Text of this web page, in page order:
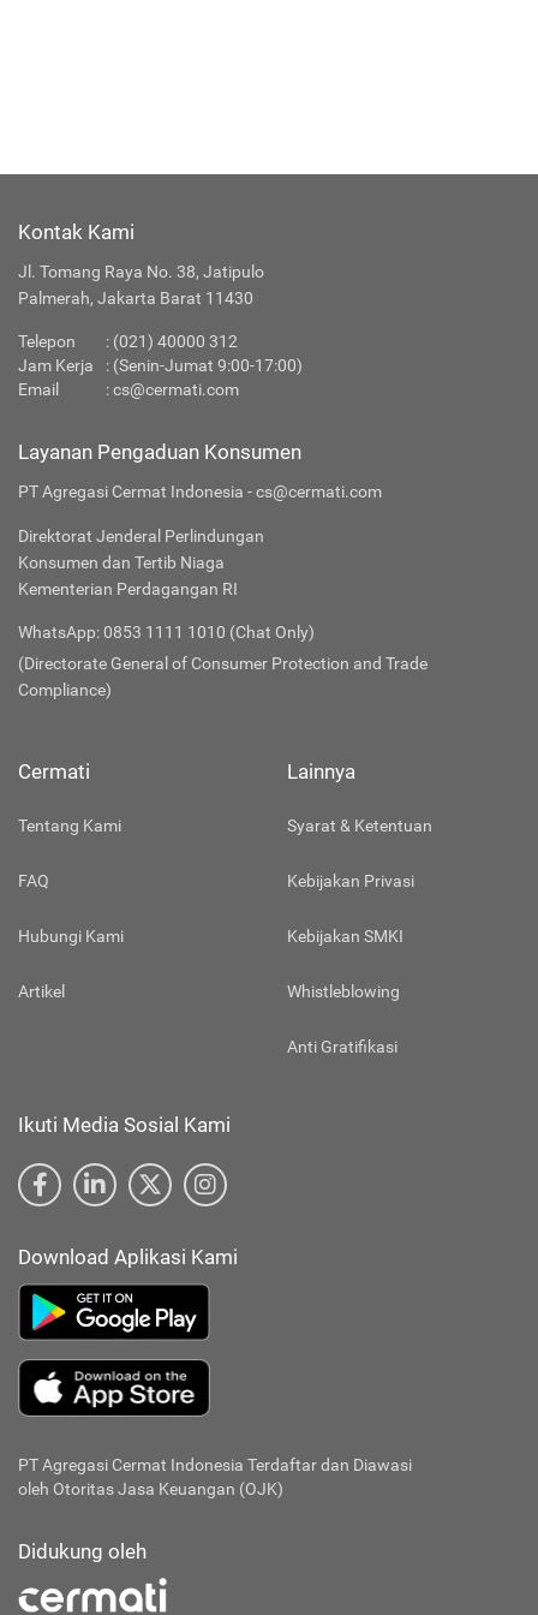
Kontak Kami
Jl. Tomang Raya No. 38, Jatipulo
Palmerah, Jakarta Barat 11430
Telepon : (021) 40000 312
Jam Kerja
: (Senin-Jumat 9:00-17:00)
Email
:cs@cermati.com
Layanan Pengaduan Konsumen
PT Agregasi Cermat Indonesia - cs@cermati.com
Direktorat Jenderal Perlindungan
Konsumen dan Tertib Niaga
Kementerian Perdagangan RI
WhatsApp: 0853 1111 1010 (Chat Only)
(Directorate General of Consumer Protection and Trade
Compliance)
Cermati
Tentang Kami
FAQ
Hubungi Kami
Artikel
Lainnya
Syarat & Ketentuan
Kebijakan Privasi
Kebijakan SMKI
Whistleblowing
Anti Gratifikasi
Ikuti Media Sosial Kami
Download Aplikasi Kami
PT Agregasi Cermat Indonesia Terdaftar dan Diawasi
oleh Otoritas Jasa Keuangan (OJK)
Didukung oleh